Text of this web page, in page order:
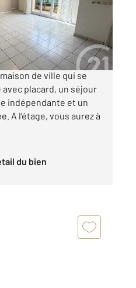
à vendre
€
Venez découvrir ce
de ville qui se
placard, un séjour
indépendante et un
A l'étage, vous aurez à
du bien